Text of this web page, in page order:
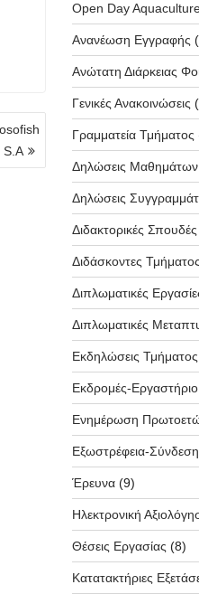
S.A
Open Day
Ανανέωση Εγγραφής
Ανώτατη Διάρκειας
Γενικές Ανακοινώσεις
Γραμματεία Τμήματος
Δηλώσεις Μαθημάτων
Δηλώσεις
Διδακτορικές Σπουδές
Διδάσκοντες Τμήματος
Διπλωματικές
Διπλωματικές
Εκδηλώσεις Τμήματος
Εκδρομές-
Ενημέρωση
Εξωστρέφεια-
Έρευνα(9)
Ηλεκτρονική
Θέσεις Εργασίας (8)
Κατατακτήριες